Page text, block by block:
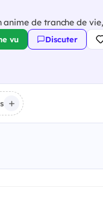
anime de tranche de
vu Discuter